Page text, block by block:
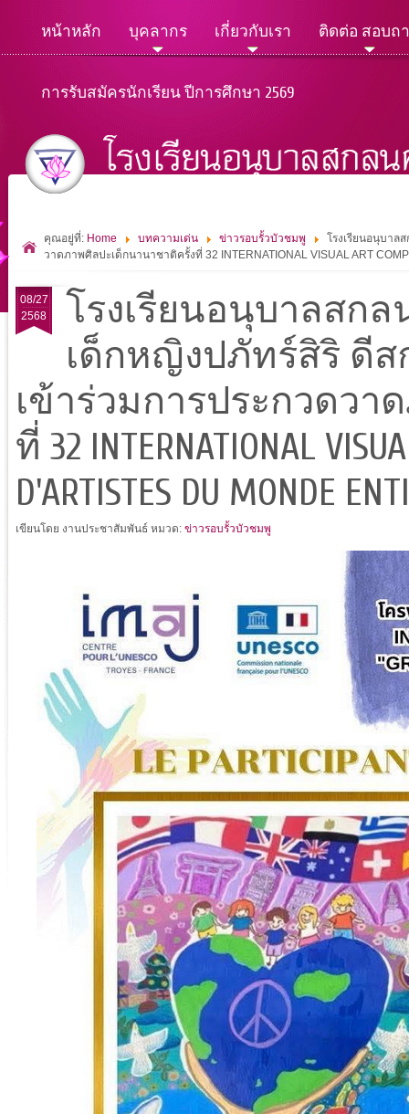
หน้าหลัก บุคลากร เกี่ยวกับเรา ติดต่อ สอบถ
การรับสมัครนักเรียน ปีการศึกษา 2569
คุณอยู่ที่: Home บทความเด่น ข่าวรอบรั้วบัวชมพู
โรงเรียนอนุบาล
วาดภาพศิลปะเด็กนานาชาติครั้งที่ 32 INTERNATIONAL VISUAL ART
08/27
2568
โรงเรียนอนุบาลสก
เด็กหญิงปภัทร์สิริ ดีส
เข้าร่วมการประกวดว
ที่ 32 INTERNATIONAL
D'ARTISTES DU MONDE
เขียนโดย งานประชาสัมพันธ์ หมวด: ข่าวรอบรั้วบัวชมพู